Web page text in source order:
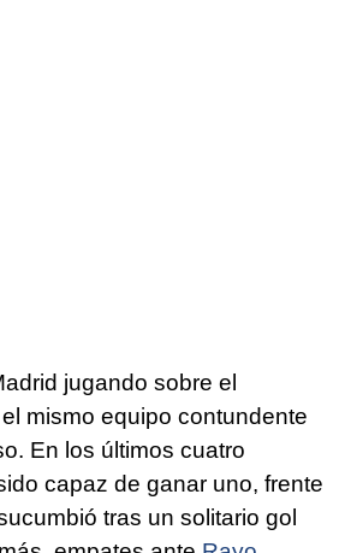
jugando sobre el
mismo equipo contundente
En los últimos cuatro
capaz de ganar uno, frente
tras un solitario gol